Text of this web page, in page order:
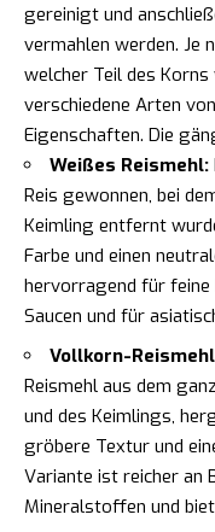
gereinigt und
vermahlen werden. Je
welcher Teil des
verschiedene Arten
Eigenschaften. Die
Weißes Reismehl:
Reis gewonnen, bei
Keimling entfernt
Farbe und einen
hervorragend für feine
Saucen und für
Vollkorn-
Reismehl aus dem
und des Keimlings,
gröbere Textur und
Variante ist reicher an
Mineralstoffen und